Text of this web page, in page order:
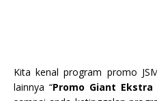
Kita kenal program promo
lainnya “Promo Giant Ekstra